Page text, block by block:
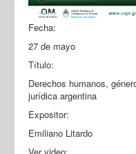
Fecha:
27 de mayo
Título:
Derechos humanos,
jurídica argentina
Expositor:
Emiliano Litardo